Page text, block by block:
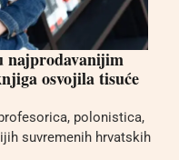
najprodavanijim
osvojila tisuće
polonistica,
suvremenih hrvatskih